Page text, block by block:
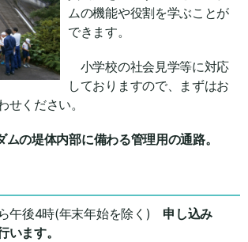
ムの機能や役割を学ぶことが
できます。
小学校の社会見学等に対応
しておりますので、まずはお
せください。
の堤体内部に備わる管理用の通路。
午後4時(年末年始を除く) 申し込み
います。